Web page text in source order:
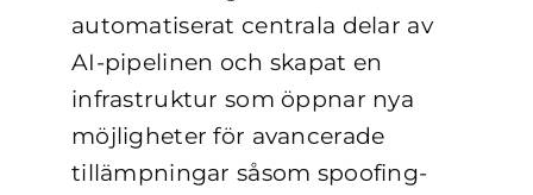
automatiserat centrala delar av
AI-pipelinen och skapat en
infrastruktur som öppnar nya
möjligheter för avancerade
tillämpningar såsom spoofing-